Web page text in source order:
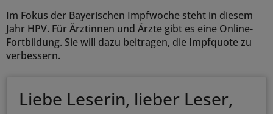
Im Fokus der Bayerischen Impfwoche steht in diesem
Jahr HPV. Für Ärztinnen und Ärzte gibt es eine Online-
Fortbildung. Sie will dazu beitragen, die Impfquote zu
verbessern.
Liebe Leserin, lieber Leser,